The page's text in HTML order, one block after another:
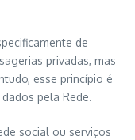
de
privadas, mas
esse princípio é
pela Rede.
social ou serviços